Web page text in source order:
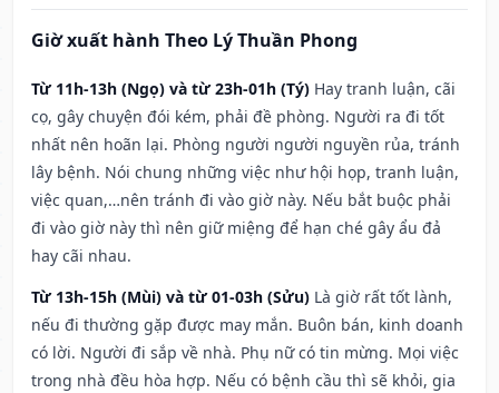
Giờ xuất hành Theo Lý Thuần Phong
Từ 11h-13h (Ngọ) và từ 23h-01h (Tý) Hay tranh luận, cãi
cọ, gây chuyện đói kém, phải đề phòng. Người ra đi tốt
nhất nên hoãn lại. Phòng người người nguyền rủa, tránh
lây bệnh. Nói chung những việc như hội họp, tranh luận,
việc quan,…nên tránh đi vào giờ này. Nếu bắt buộc phải
đi vào giờ này thì nên giữ miệng để hạn ché gây ẩu đả
hay cãi nhau.
Từ 13h-15h (Mùi) và từ 01-03h (Sửu) Là giờ rất tốt lành,
nếu đi thường gặp được may mắn. Buôn bán, kinh doanh
có lời. Người đi sắp về nhà. Phụ nữ có tin mừng. Mọi việc
trong nhà đều hòa hợp. Nếu có bệnh cầu thì sẽ khỏi, gia